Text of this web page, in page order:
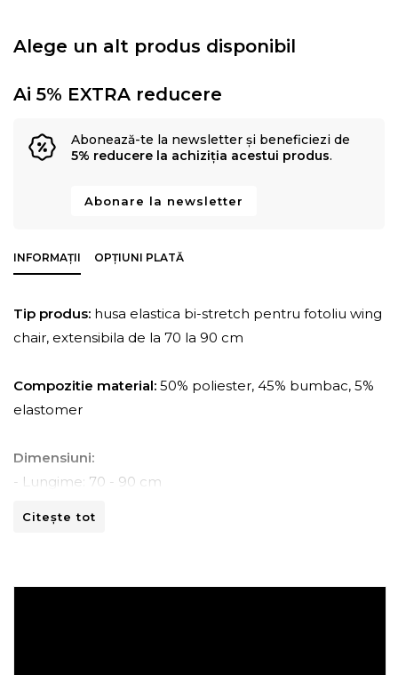
Alege un alt produs disponibil
Ai 5% EXTRA reducere
Abonează-te la newsletter și beneficiezi de
5% reducere la achiziția acestui produs.
Abonare la newsletter
INFORMAȚII OPȚIUNI PLATĂ
Tip produs: husa elastica bi-stretch pentru fotoliu wing
chair, extensibila de la 70 la 90 cm
Compozitie material: 50% poliester, 45% bumbac, 5%
elastomer
Dimensiuni:
- Lungime: 70 - 90 cm
- Inaltime: 90 -100 cm
Citește tot